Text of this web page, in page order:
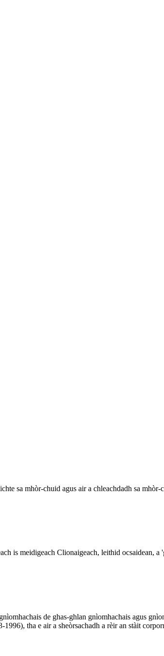
sa mhòr-chuid agus air a chleachdadh sa
is meidigeach Clionaigeach, leithid ocsaidean,
de ghas-ghlan gnìomhachais agus
tha e air a sheòrsachadh a rèir an stàit